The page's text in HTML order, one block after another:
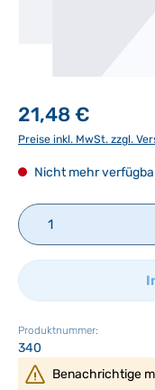
21,48 €
Preise inkl. MwSt. zzgl.
Nicht mehr
Produkt Anzahl:
Produktnummer:
340
Benachrichtige